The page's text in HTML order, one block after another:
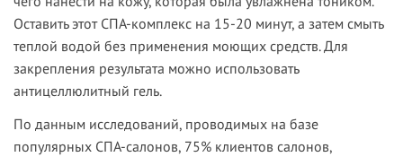
Оставить этот СПА-комплекс на 15-20 минут, а затем смыть
теплой водой без применения моющих средств. Для
закрепления результата можно использовать
антицеллюлитный гель.
По данным исследований, проводимых на базе
популярных СПА-салонов, 75% клиентов салонов,